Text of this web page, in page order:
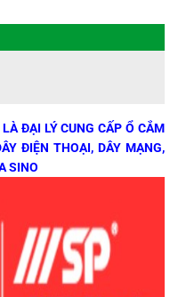
ĐẠI LÝ CUNG CẤP Ổ CẮM
ĐIỆN THOẠI, DÂY MẠNG,
SINO